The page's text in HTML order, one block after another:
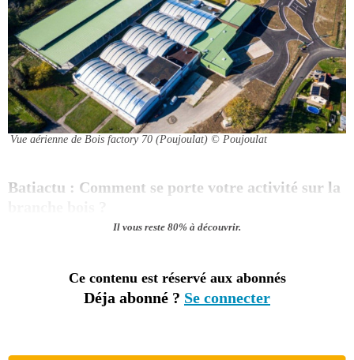
Vue aérienne de Bois factory 70 (Poujoulat) © Poujoulat
Batiactu : Comment se porte votre activité sur la
Il vous reste 80% à découvrir.
Ce contenu est réservé aux abonnés
Déja abonné ? Se connecter